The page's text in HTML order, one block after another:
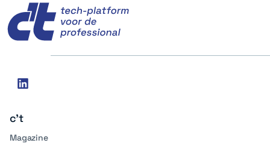
Social
linkedin
c't
Magazine